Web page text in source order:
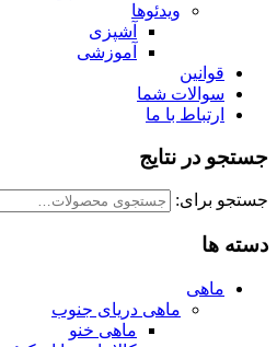
ویدئوها
آشپزی
آموزشی
قوانین
سوالات شما
ارتباط با ما
جستجو در نتایج
جستجو برای:
دسته ها
ماهی
ماهی دریای جنوب
ماهی خنو